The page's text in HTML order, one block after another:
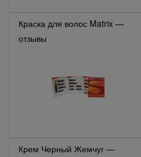
Краска для волос Matrix —
отзывы
Крем Черный Жемчуг —